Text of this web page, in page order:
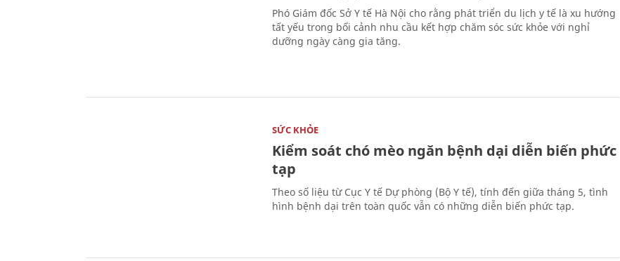
Phó Giám đốc Sở Y tế Hà Nội cho rằng phát triển du lịch y tế là xu hướng
tất yếu trong bối cảnh nhu cầu kết hợp chăm sóc sức khỏe với nghỉ
dưỡng ngày càng gia tăng.
SỨC KHỎE
Kiểm soát chó mèo ngăn bệnh dại diễn biến phức
tạp
Theo số liệu từ Cục Y tế Dự phòng (Bộ Y tế), tính đến giữa tháng 5, tình
hình bệnh dại trên toàn quốc vẫn có những diễn biến phức tạp.